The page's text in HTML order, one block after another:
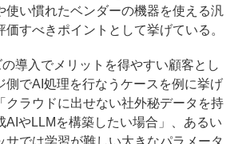
使い慣れたベンダーの機器を使える汎
価すべきポイントとして挙げている。
導入でメリットを得やすい顧客とし
側でAI処理を行なうケースを例に挙げ
クラウドに出せない社外秘データを持
AIやLLMを構築したい場合」、あるい
サでは学習が難しい大きなパラメータ